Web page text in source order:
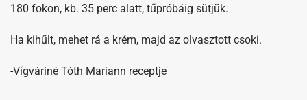
180 fokon, kb. 35 perc alatt, tűpróbáig sütjük.
Ha kihűlt, mehet rá a krém, majd az olvasztott csoki.
-Vígváriné Tóth Mariann receptje